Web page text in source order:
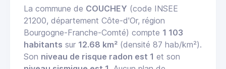
La commune de COUCHEY (code INSEE
21200, département Côte-d'Or, région
Bourgogne-Franche-Comté) compte 1 103
habitants sur 12.68 km² (densité 87 hab/km²).
Son niveau de risque radon est 1 et son